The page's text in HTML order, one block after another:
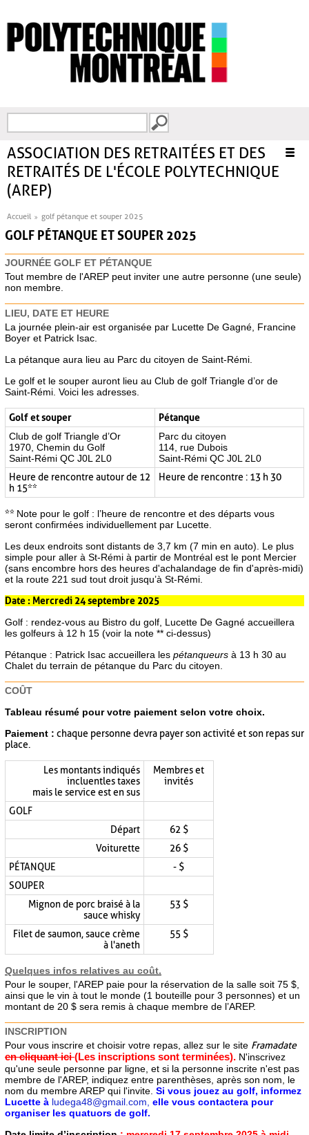
FORMULAIRE DE
ASSOCIATION DES RETRAITÉES ET DES
RETRAITÉS DE L'ÉCOLE POLYTECHNIQUE
(AREP)
Accueil
À propos
Assurances
Services et activités
Photos des activités
Adhésion
Liens et infos utiles
Section réservée au CA
Nous contacter
VOUS ÊTES ICI
Accueil golf pétanque et souper 2025
GOLF PÉTANQUE ET SOUPER 2025
JOURNÉE GOLF ET PÉTANQUE
Tout membre de l'AREP peut inviter une autre personne (une seule)
non membre.
LIEU, DATE ET HEURE
La journée plein-air est organisée par Lucette De Gagné, Francine
Boyer et Patrick Isac.
La pétanque aura lieu au Parc du citoyen de Saint-Rémi.
Le golf et le souper auront lieu au Club de golf Triangle d’or de
Saint-Rémi. Voici les adresses.
Golf et souper
Pétanque
Club de golf Triangle d’Or
1970, Chemin du Golf
Saint-Rémi QC J0L 2L0
Parc du citoyen
114, rue Dubois
Saint-Rémi QC J0L 2L0
Heure de rencontre autour de 12
h 15**
Heure de rencontre : 13 h 30
** Note pour le golf : l’heure de rencontre et des départs vous
seront confirmées individuellement par Lucette.
Les deux endroits sont distants de 3,7 km (7 min en auto). Le plus
simple pour aller à St-Rémi à partir de Montréal est le pont Mercier
(sans encombre hors des heures d'achalandage de fin d'après-midi)
et la route 221 sud tout droit jusqu’à St-Rémi.
Date : Mercredi 24 septembre 2025
Golf : rendez-vous au Bistro du golf, Lucette De Gagné accueillera
les golfeurs à 12 h 15 (voir la note ** ci-dessus)
Pétanque : Patrick Isac accueillera les pétanqueurs à 13 h 30 au
Chalet du terrain de pétanque du Parc du citoyen.
COÛT
Tableau résumé pour votre paiement selon votre choix.
Paiement : chaque personne devra payer son activité et son repas sur
place.
Les montants indiqués
incluent les taxes
mais le service est en sus
Membres et
invités
GOLF
Départ
62 $
Voiturette
26 $
PÉTANQUE
- $
SOUPER
Mignon de porc braisé à la
sauce whisky
53 $
Filet de saumon, sauce crème
à l'aneth
55 $
Quelques infos relatives au coût.
Pour le souper, l'AREP paie pour la réservation de la salle soit 75 $,
ainsi que le vin à tout le monde (1 bouteille pour 3 personnes) et un
montant de 20 $ sera remis à chaque membre de l’AREP.
INSCRIPTION
Pour vous inscrire et choisir votre repas, allez sur le site Framadate
en cliquant ici(Les inscriptions sont terminées). N'inscrivez
qu'une seule personne par ligne, et si la personne inscrite n'est pas
membre de l'AREP, indiquez entre parenthèses, après son nom, le
nom du membre AREP qui l'invite. Si vous jouez au golf, informez
Lucette à ludega48@gmail.com, elle vous contactera pour
organiser les quatuors de golf.